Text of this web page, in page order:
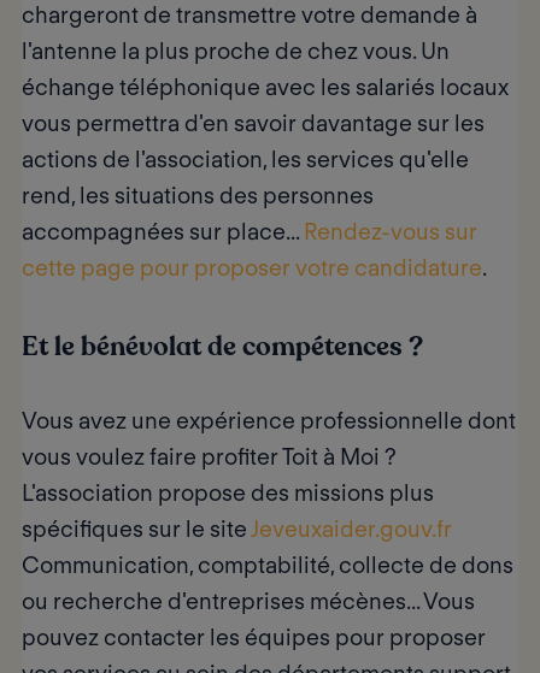
chargeront de transmettre votre demande à
l'antenne la plus proche de chez vous. Un
échange téléphonique avec les salariés locaux
vous permettra d'en savoir davantage sur les
actions de l'association, les services qu'elle
rend, les situations des personnes
accompagnées sur place... Rendez-vous sur
cette page pour proposer votre candidature.
Et le bénévolat de compétences ?
Vous avez une expérience professionnelle dont
vous voulez faire profiter Toit à Moi ?
L'association propose des missions plus
spécifiques sur le siteJeveuxaider.gouv.fr
Communication, comptabilité, collecte de dons
ou recherche d'entreprises mécènes... Vous
pouvez contacter les équipes pour proposer